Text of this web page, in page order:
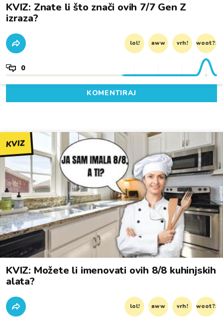
KVIZ: Znate li što znači ovih 7/7 Gen Z
izraza?
lol! aww vrh! woot?!
0
KOMENTIRAJ
KVIZ
KVIZ: Možete li imenovati ovih 8/8 kuhinjskih
alata?
lol! aww vrh! woot?!